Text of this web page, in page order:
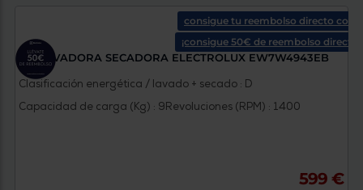
consigue tu reembolso directo con
¡consigue 50€ de reembolso directo!
LAVADORA SECADORA ELECTROLUX EW7W4943EB
Clasificación energética / lavado + secado : D
Capacidad de carga (Kg) : 9Revoluciones (RPM) : 1400
599 €